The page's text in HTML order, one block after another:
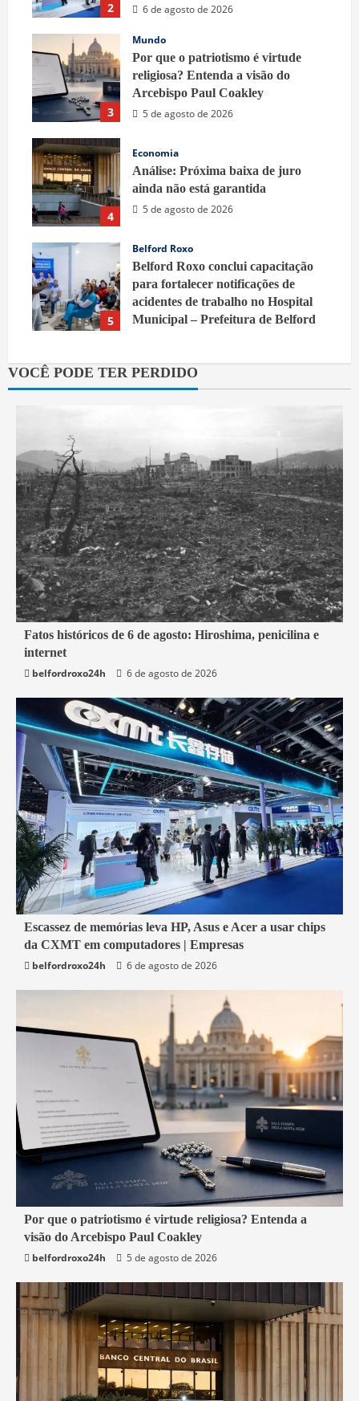
2 6 de agosto de 2026
3
Mundo
Por que o patriotismo é virtude
religiosa? Entenda a visão do
Arcebispo Paul Coakley
5 de agosto de 2026
4
Economia
Análise: Próxima baixa de juro
ainda não está garantida
5 de agosto de 2026
5
Belford Roxo
Belford Roxo conclui capacitação
para fortalecer notificações de
acidentes de trabalho no Hospital
Municipal – Prefeitura de Belford
VOCÊ PODE TER PERDIDO
2 min read
Mundo
Fatos históricos de 6 de agosto: Hiroshima, penicilina e
internet
belfordroxo24h
6 de agosto de 2026
5 min read
Economia
Escassez de memórias leva HP, Asus e Acer a usar chips
da CXMT em computadores | Empresas
belfordroxo24h
6 de agosto de 2026
3 min read
Mundo
Por que o patriotismo é virtude religiosa? Entenda a
visão do Arcebispo Paul Coakley
belfordroxo24h
5 de agosto de 2026